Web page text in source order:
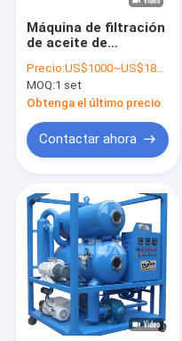
Máquina de filtración
de aceite de
alta precisión para
productos finales
limpios Contenido de
gas ≤ 0,1% Precisión
de filtración ≤ 1 μm
Precio:US$1000~US$18000
MOQ:1 set
Obtenga el último precio
Contactar ahora